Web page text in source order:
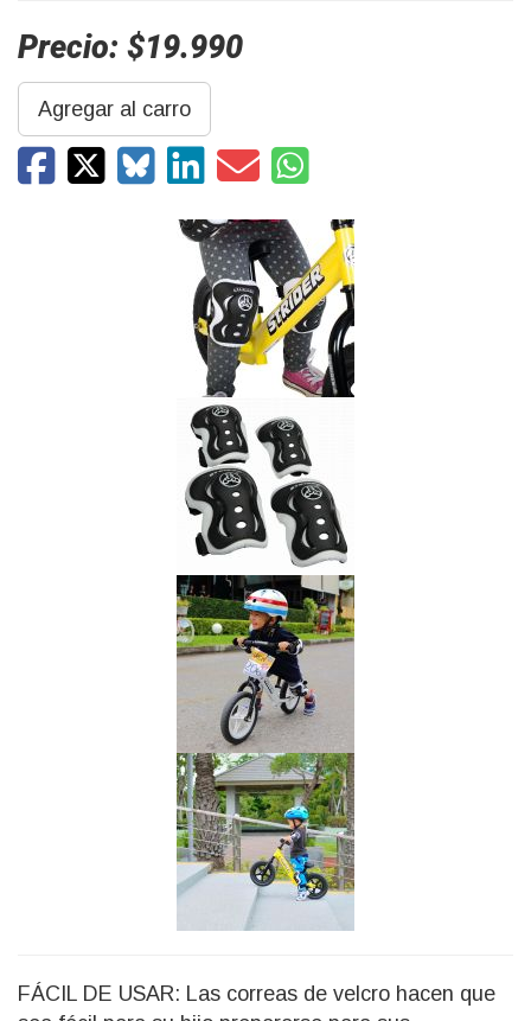
Precio: $19.990
Agregar al carro
FÁCIL DE USAR: Las correas de velcro hacen que